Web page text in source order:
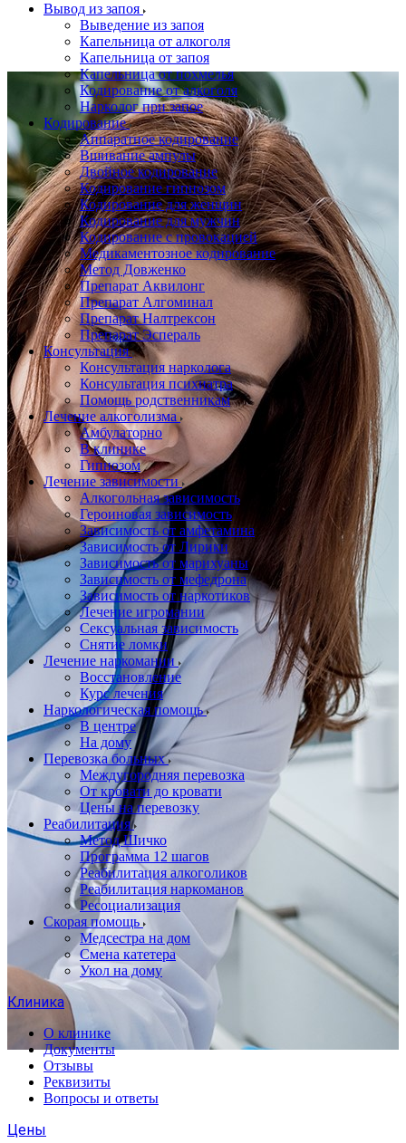
Вывод из запоя
Выведение из запоя
Капельница от алкоголя
Капельница от запоя
Капельница от похмелья
Кодирование от алкоголя
Нарколог при запое
Кодирование
Аппаратное кодирование
Вшивание ампулы
Двойное кодирование
Кодирование гипнозом
Кодирование для женщин
Кодирование для мужчин
Кодирование с провокацией
Медикаментозное кодирование
Метод Довженко
Препарат Аквилонг
Препарат Алгоминал
Препарат Налтрексон
Препарат Эспераль
Консультация
Консультация нарколога
Консультация психиатра
Помощь родственникам
Лечение алкоголизма
Амбулаторно
В клинике
Гипнозом
Лечение зависимости
Алкогольная зависимость
Героиновая зависимость
Зависимость от амфетамина
Зависимость от Лирики
Зависимость от марихуаны
Зависимость от мефедрона
Зависимость от наркотиков
Лечение игромании
Сексуальная зависимость
Снятие ломки
Лечение наркомании
Восстановление
Курс лечения
Наркологическая помощь
В центре
На дому
Перевозка больных
Междугородняя перевозка
От кровати до кровати
Цены на перевозку
Реабилитация
Метод Шичко
Программа 12 шагов
Реабилитация алкоголиков
Реабилитация наркоманов
Ресоциализация
Скорая помощь
Медсестра на дом
Смена катетера
Укол на дому
Клиника
О клинике
Документы
Отзывы
Реквизиты
Вопросы и ответы
Цены